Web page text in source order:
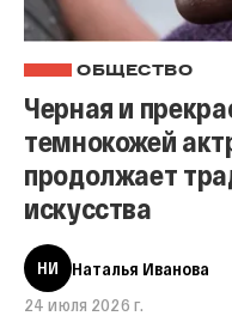
ОБЩЕСТВО
Черная и
темнокожей
продолжает
искусства
НИ
Наталья Иванова
24 июля 2026 г.